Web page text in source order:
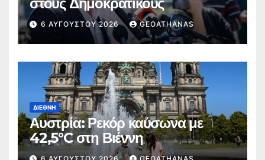
6 ΑΥΓΟΎΣΤΟΥ 2026 GEOATHANAS
ΔΙΕΘΝΉ
Αυστρία: Ρεκόρ καύσωνα με
42,5°C στη Βιέννη